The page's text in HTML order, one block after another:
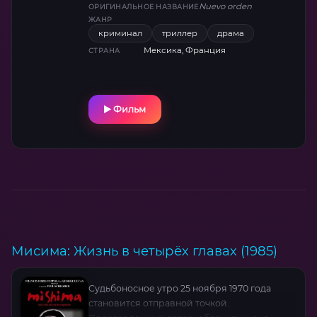
этот провокационный триллер держит в
напряжении до последнего кадра, исследуя
пропасть между классами через призму
личных драм.
ОРИГИНАЛЬНОЕ НАЗВАНИЕNuevo orden
ЖАНР
криминал триллер драма
СТРАНА Мексика, Франция
Фильм
Мисима: Жизнь в четырёх главах (1985)
Судьбоносное утро 25 ноября 1970 года
становится отправной точкой.